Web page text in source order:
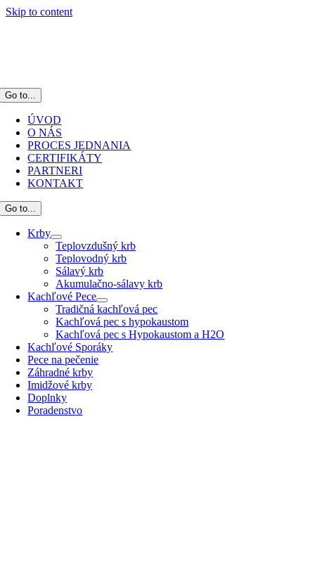
Skip to content
Go to...
ÚVOD
O NÁS
PROCES JEDNANIA
CERTIFIKÁTY
PARTNERI
KONTAKT
Go to...
Krby
Teplovzdušný krb
Teplovodný krb
Sálavý krb
Akumulačno-sálavy krb
Kachľové Pece
Tradičná kachľová pec
Kachľová pec s hypokaustom
Kachľová pec s Hypokaustom a H2O
Kachľové Sporáky
Pece na pečenie
Záhradné krby
Imidžové krby
Doplnky
Poradenstvo